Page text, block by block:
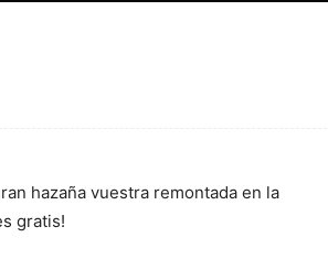
hazaña vuestra remontada en la
gratis!